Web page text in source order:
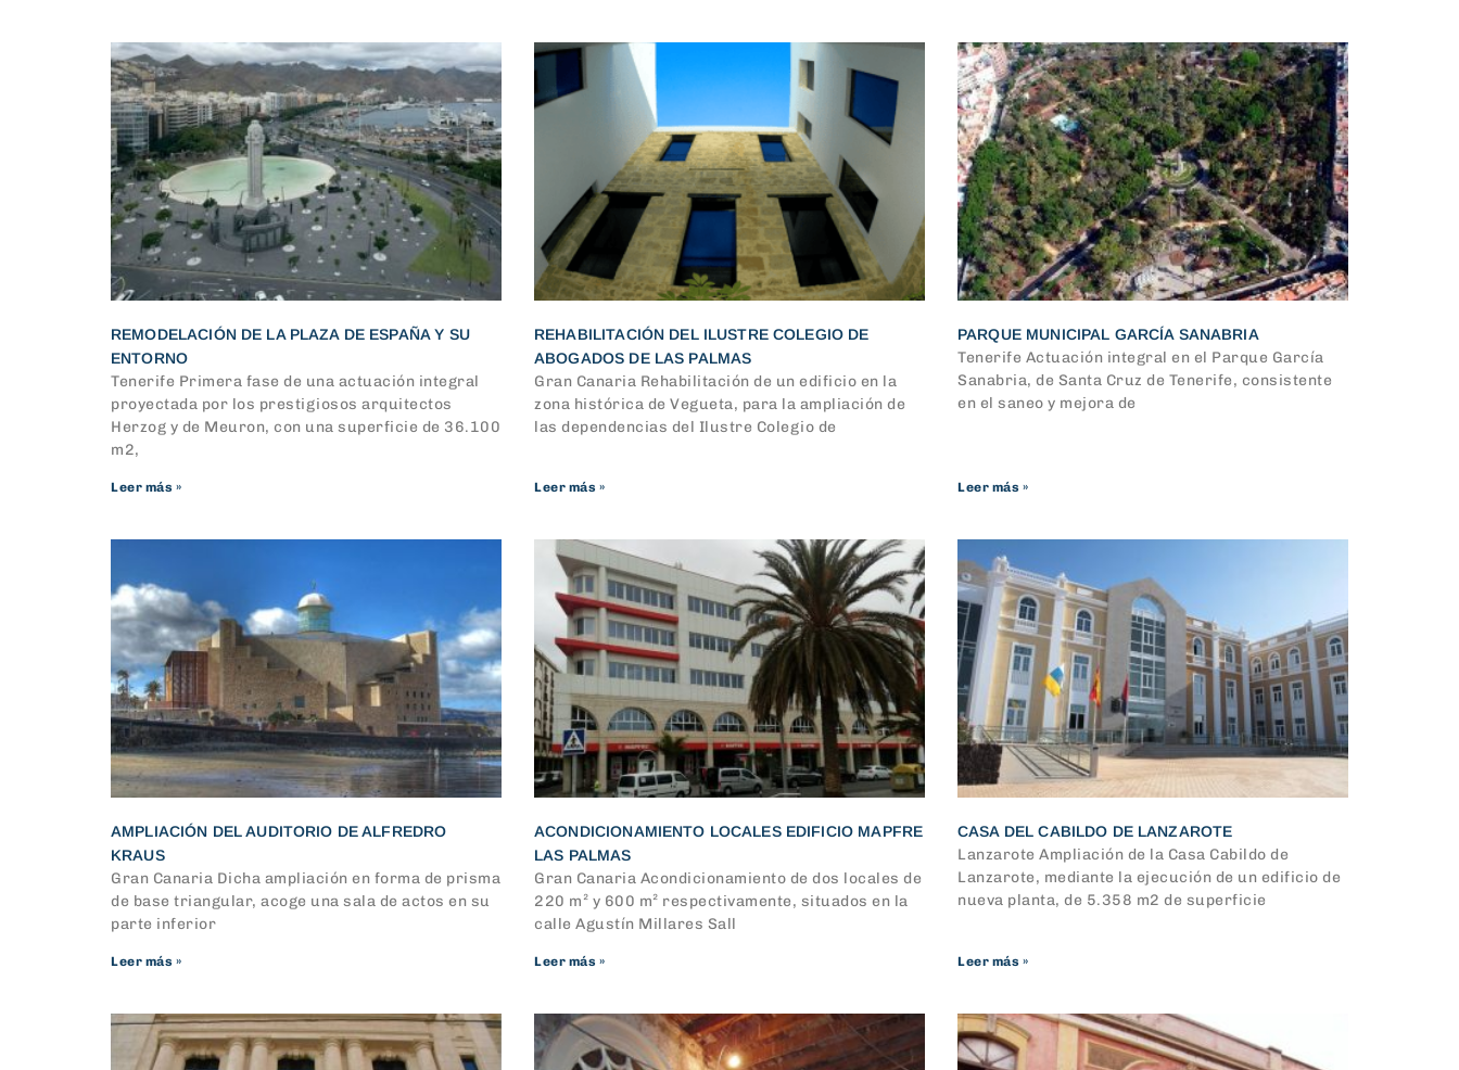
REMODELACIÓN DE LA PLAZA DE ESPAÑA Y SU
ENTORNO
Tenerife Primera fase de una actuación integral
proyectada por los prestigiosos arquitectos
Herzog y de Meuron, con una superficie de 36.100
m2,
Leer más »
REHABILITACIÓN DEL ILUSTRE COLEGIO DE
ABOGADOS DE LAS PALMAS
Gran Canaria Rehabilitación de un edificio en la
zona histórica de Vegueta, para la ampliación de
las dependencias del Ilustre Colegio de
Leer más »
PARQUE MUNICIPAL GARCÍA SANABRIA
Tenerife Actuación integral en el Parque García
Sanabria, de Santa Cruz de Tenerife, consistente
en el saneo y mejora de
Leer más »
AMPLIACIÓN DEL AUDITORIO DE ALFREDRO
KRAUS
Gran Canaria Dicha ampliación en forma de prisma
de base triangular, acoge una sala de actos en su
parte inferior
Leer más »
ACONDICIONAMIENTO LOCALES EDIFICIO MAPFRE
LAS PALMAS
Gran Canaria Acondicionamiento de dos locales de
220 m² y 600 m² respectivamente, situados en la
calle Agustín Millares Sall
Leer más »
CASA DEL CABILDO DE LANZAROTE
Lanzarote Ampliación de la Casa Cabildo de
Lanzarote, mediante la ejecución de un edificio de
nueva planta, de 5.358 m2 de superficie
Leer más »